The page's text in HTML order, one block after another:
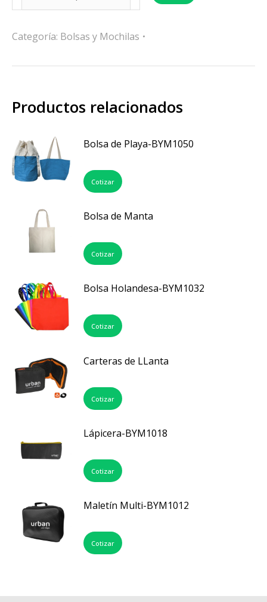
Categoría: Bolsas y Mochilas
Productos relacionados
Bolsa de Playa-BYM1050
Cotizar
Bolsa de Manta
Cotizar
Bolsa Holandesa-BYM1032
Cotizar
Carteras de LLanta
Cotizar
Lápicera-BYM1018
Cotizar
Maletín Multi-BYM1012
Cotizar